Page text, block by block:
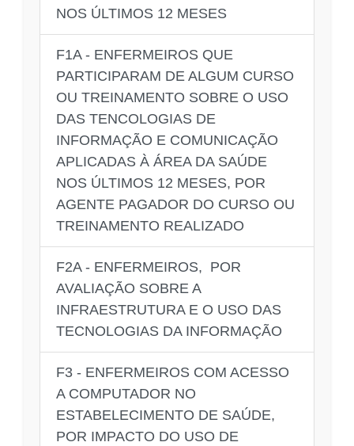
NOS ÚLTIMOS 12 MESES
F1A - ENFERMEIROS QUE
PARTICIPARAM DE ALGUM CURSO
OU TREINAMENTO SOBRE O USO
DAS TENCOLOGIAS DE
INFORMAÇÃO E COMUNICAÇÃO
APLICADAS À ÁREA DA SAÚDE
NOS ÚLTIMOS 12 MESES, POR
AGENTE PAGADOR DO CURSO OU
TREINAMENTO REALIZADO
F2A - ENFERMEIROS, POR
AVALIAÇÃO SOBRE A
INFRAESTRUTURA E O USO DAS
TECNOLOGIAS DA INFORMAÇÃO
F3 - ENFERMEIROS COM ACESSO
A COMPUTADOR NO
ESTABELECIMENTO DE SAÚDE,
POR IMPACTO DO USO DE